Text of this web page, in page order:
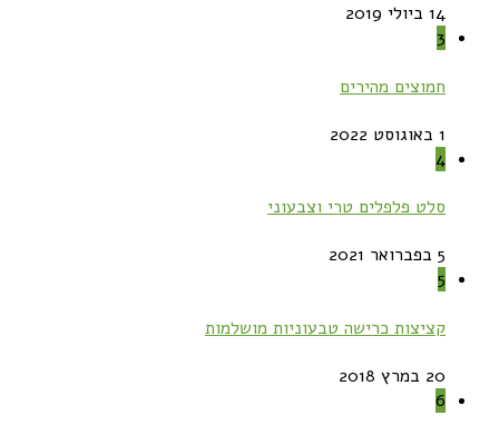
14 ביולי 2019
3
חמוצים מהירים
1 באוגוסט 2022
4
סלט פלפלים טרי וצבעוני
5 בפברואר 2021
5
קציצות כרישה טבעוניות מושלמות
20 במרץ 2018
6